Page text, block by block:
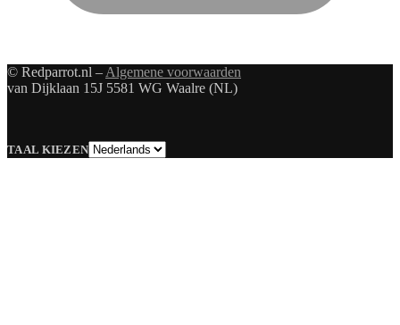
© Redparrot.nl – Algemene voorwaarden
van Dijklaan 15J 5581 WG Waalre (NL)
TAAL KIEZENTaal